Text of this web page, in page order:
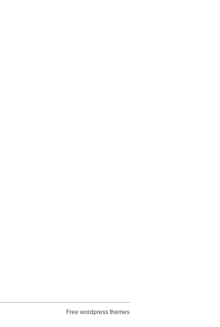
Free wordpress themes